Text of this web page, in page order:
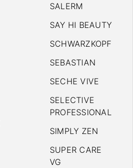
SALERM
SAY HI BEAUTY
SCHWARZKOPF
SEBASTIAN
SECHE VIVE
SELECTIVE
PROFESSIONAL
SIMPLY ZEN
SUPER CARE
VG